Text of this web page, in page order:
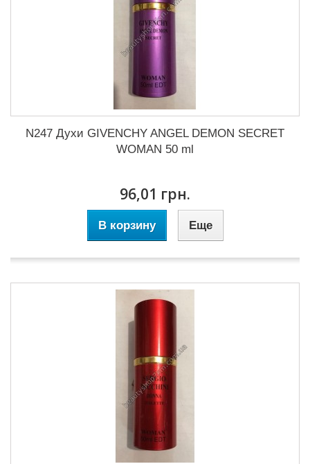
N247 Духи GIVENCHY ANGEL DEMON SECRET
WOMAN 50 ml
96,01 грн.
В корзину Еще